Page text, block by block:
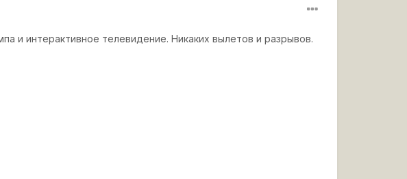
и интерактивное телевидение. Никаких вылетов и разрывов.